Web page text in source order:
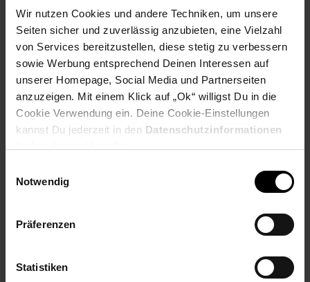
Wir nutzen Cookies und andere Techniken, um unsere
Seiten sicher und zuverlässig anzubieten, eine Vielzahl
von Services bereitzustellen, diese stetig zu verbessern
sowie Werbung entsprechend Deinen Interessen auf
unserer Homepage, Social Media und Partnerseiten
anzuzeigen. Mit einem Klick auf „Ok“ willigst Du in die
Cookie Verwendung ein. Deine Cookie-Einstellungen
kannst Du jederzeit in den Datenschutzinformationen
Notwendig
Präferenzen
Statistiken
Abmessungen
Breite: 147 cm
Höhe: 50 cm
Tiefe: 38 cm
Innenmaße Klappfach (BxHxT): 38,5 x 32,5 x 28,5 cm
Innenmaße Türfach (BxHxT): 38 x 32,5 x 36,5 cm
Bodenfreiheit: 15 cm
Das Lowboard ist bis zu einer TV Größe von 55 Zoll